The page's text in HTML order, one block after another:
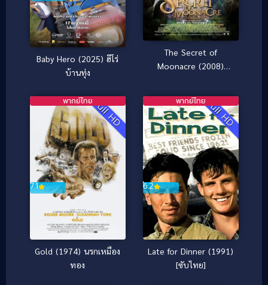
Baby Hero (2025) ฮีโร่
บ้านทุ่ง
The Secret of
Moonacre (2008)
Full HD
7.1
พากย์ไทย
Gold (1974) นรกเหมือง
ทอง
Full HD
6.2
พากย์ไทย
Late for Dinner (1991)
[ซับไทย]